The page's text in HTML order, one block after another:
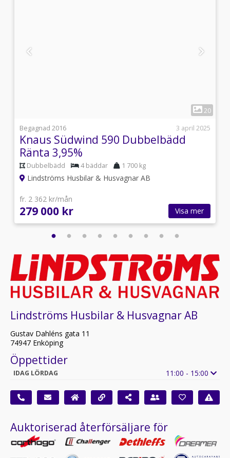
20
Begagnad 2016
3 april 2025
Knaus Südwind 590 Dubbelbädd
Ränta 3,95%
Dubbelbädd 4 bäddar 1 700 kg
Lindströms Husbilar & Husvagnar AB
fr. 2 362 kr/mån
279 000 kr Visa mer
Lindströms Husbilar & Husvagnar AB
Gustav Dahléns gata 11
74947 Enköping
Öppettider
IDAG LÖRDAG 11:00 - 15:00
Auktoriserad återförsäljare för